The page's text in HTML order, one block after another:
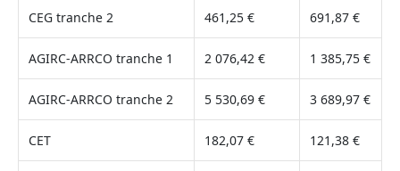
CEG tranche 2 461,25 € 691,87 €
AGIRC-ARRCO tranche 1 2 076,42 € 1 385,75 €
AGIRC-ARRCO tranche 2 5 530,69 € 3 689,97 €
CET 182,07 € 121,38 €